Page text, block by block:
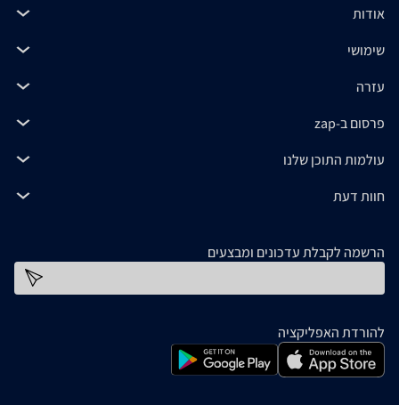
אודות
שימושי
עזרה
פרסום ב-zap
עולמות התוכן שלנו
חוות דעת
הרשמה לקבלת עדכונים ומבצעים
להורדת האפליקציה